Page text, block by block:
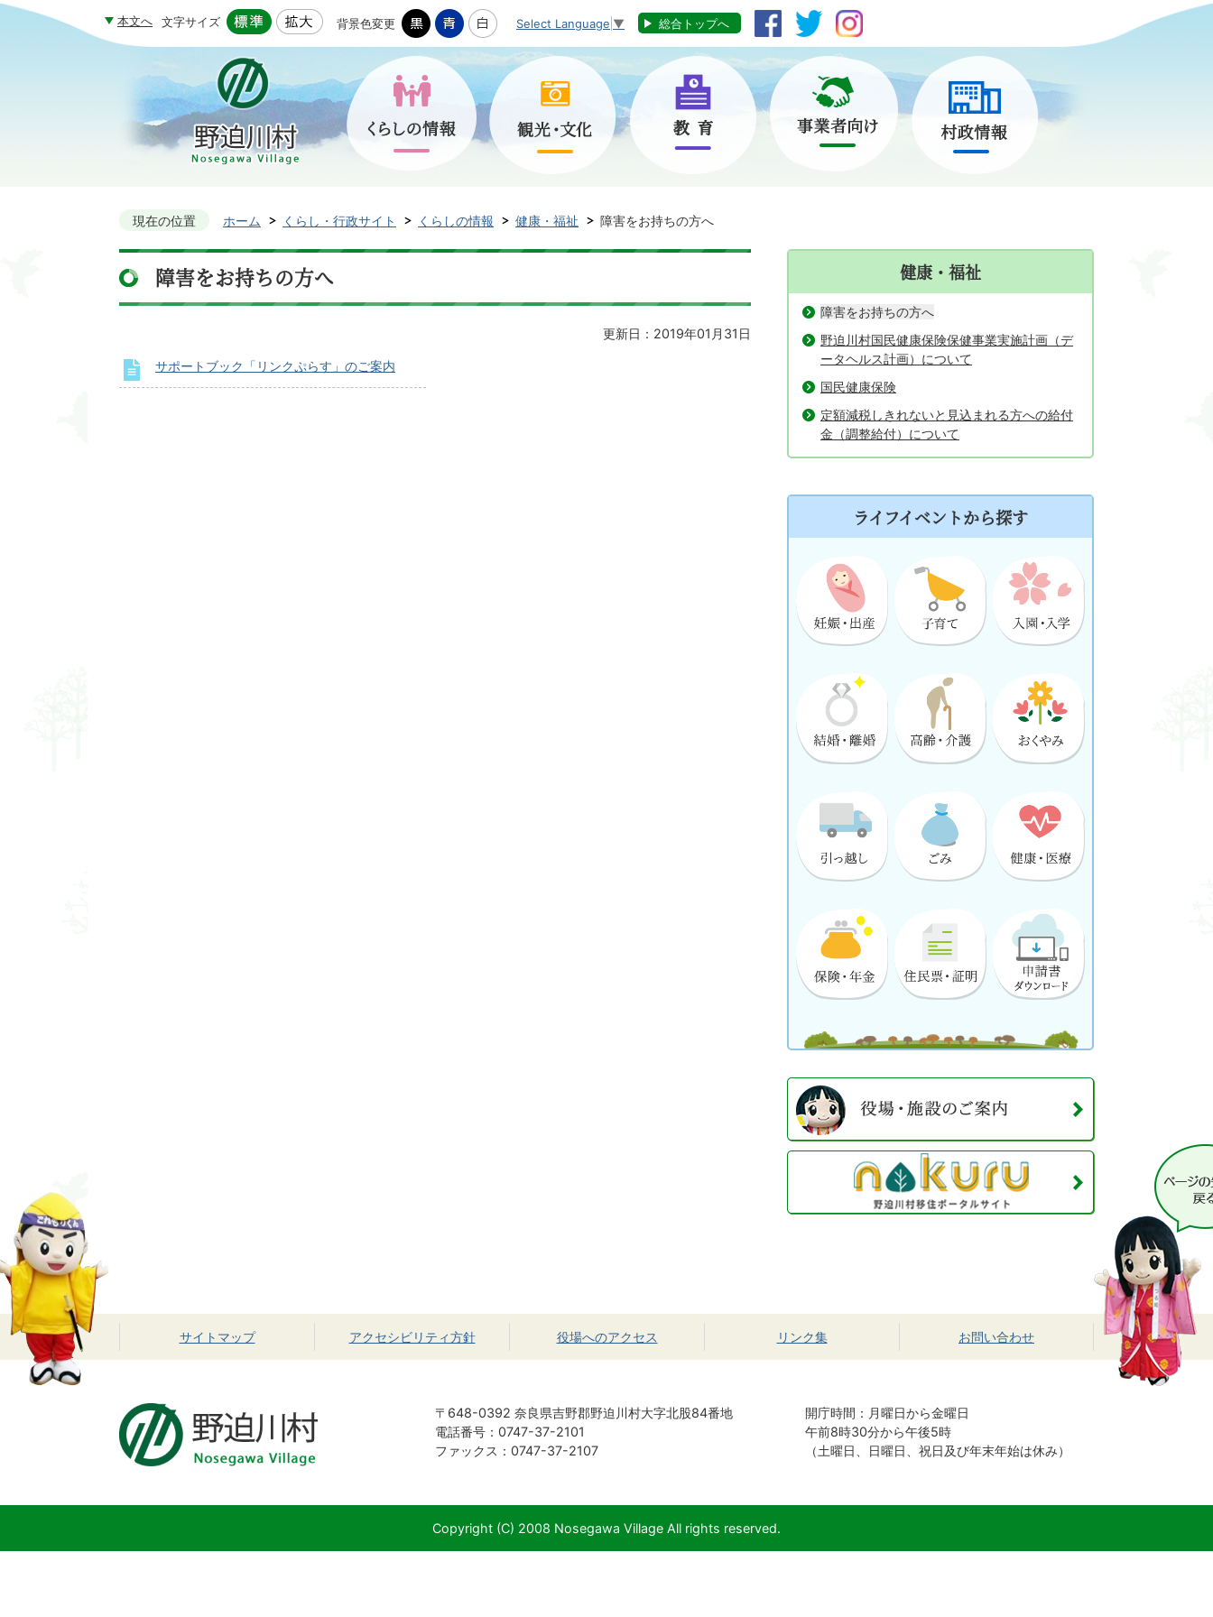
本文へ 文字サイズ 背景色変更 Select Language ▼ 総合トップへ
現在の位置 ホーム くらし・行政サイト くらしの情報 健康・福祉 障害をお持ちの方へ
障害をお持ちの方へ
更新日：2019年01月31日
サポートブック「リンクぷらす」のご案内
健康・福祉
障害をお持ちの方へ
野迫川村国民健康保険保健事業実施計画（デ
ータヘルス計画）について
国民健康保険
定額減税しきれないと見込まれる方への給付
金（調整給付）について
ライフイベントから探す
サイトマップ アクセシビリティ方針 役場へのアクセス リンク集 お問い合わせ
〒648-0392 奈良県吉野郡野迫川村大字北股84番地
電話番号：0747-37-2101
ファックス：0747-37-2107
開庁時間：月曜日から金曜日
午前8時30分から午後5時
（土曜日、日曜日、祝日及び年末年始は休み）
Copyright (C) 2008 Nosegawa Village All rights reserved.